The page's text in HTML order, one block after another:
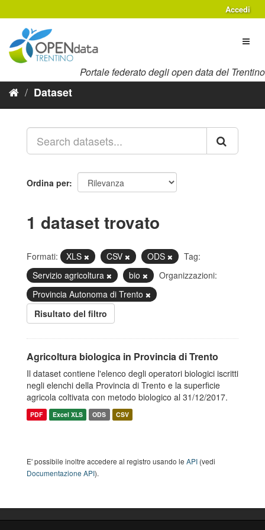
al
contenuto
Accedi
Portale federato degli open data del Trentino
Dataset
Ordina per
1 dataset trovato
Formati: XLS CSV ODS
Tag:
Servizio agricoltura
bio
Organizzazioni:
Provincia Autonoma di Trento
Risultato del filtro
Agricoltura biologica in Provincia di Trento
Il dataset contiene l'elenco degli operatori biologici iscritti
negli elenchi della Provincia di Trento e la superficie
agricola coltivata con metodo biologico al 31/12/2017.
PDF Excel XLS ODS CSV
E' possibile inoltre accedere al registro usando le API (vedi
Documentazione API).